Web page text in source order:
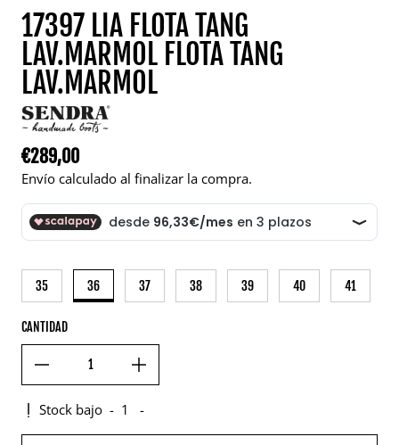
17397 LIA FLOTA TANG
LAV.MARMOL FLOTA TANG
LAV.MARMOL
Precio regular
€289,00
Envío calculado al finalizar la compra.
35 36 37 38 39 40 41
CANTIDAD
Stock bajo - 1 -